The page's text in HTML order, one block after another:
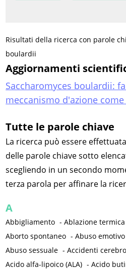
Risultati della ricerca con parole
boulardii
Aggiornamenti
Saccharomyces boulardii:
meccanismo d'azione
Tutte le parole chiave
La ricerca può essere
delle parole chiave sotto
scegliendo in un secondo
terza parola per affinare la
A
Abbigliamento -Ablazione
Aborto spontaneo -Abuso emotivo
Abuso sessuale -Accidenti
Acido alfa-lipoico (ALA) -Acido